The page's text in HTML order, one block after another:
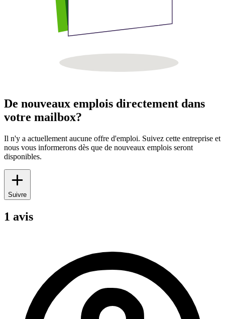
De nouveaux emplois directement dans
votre mailbox?
Il n'y a actuellement aucune offre d'emploi. Suivez cette entreprise et
nous vous informerons dès que de nouveaux emplois seront
disponibles.
Suivre
1 avis